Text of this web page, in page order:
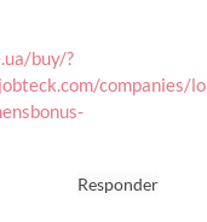
buy/?
companies/
Responder